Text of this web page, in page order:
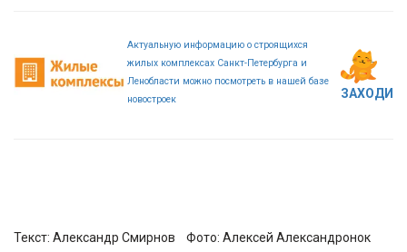
Актуальную информацию о строящихся
жилых комплексах Санкт-Петербурга и
Ленобласти можно посмотреть в нашей базе
новостроек
ЗАХОДИ
Текст: Александр Смирнов Фото: Алексей Александронок